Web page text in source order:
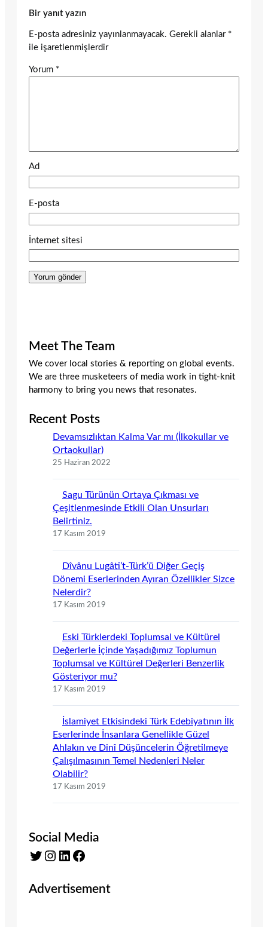
Bir yanıt yazın
E-posta adresiniz yayınlanmayacak. Gerekli alanlar *
ile işaretlenmişlerdir
Yorum *
Ad
E-posta
İnternet sitesi
Meet The Team
We cover local stories & reporting on global events.
We are three musketeers of media work in tight-knit
harmony to bring you news that resonates.
Recent Posts
Devamsızlıktan Kalma Var mı (İlkokullar ve
Ortaokullar)
25 Haziran 2022
Sagu Türünün Ortaya Çıkması ve
Çeşitlenmesinde Etkili Olan Unsurları
Belirtiniz.
17 Kasım 2019
Dîvânu Lugâti’t-Türk’ü Diğer Geçiş
Dönemi Eserlerinden Ayıran Özellikler Sizce
Nelerdir?
17 Kasım 2019
Eski Türklerdeki Toplumsal ve Kültürel
Değerlerle İçinde Yaşadığımız Toplumun
Toplumsal ve Kültürel Değerleri Benzerlik
Gösteriyor mu?
17 Kasım 2019
İslamiyet Etkisindeki Türk Edebiyatının İlk
Eserlerinde İnsanlara Genellikle Güzel
Ahlakın ve Dinî Düşüncelerin Öğretilmeye
Çalışılmasının Temel Nedenleri Neler
Olabilir?
17 Kasım 2019
Social Media
Twitter Instagram LinkedIn Facebook
Advertisement